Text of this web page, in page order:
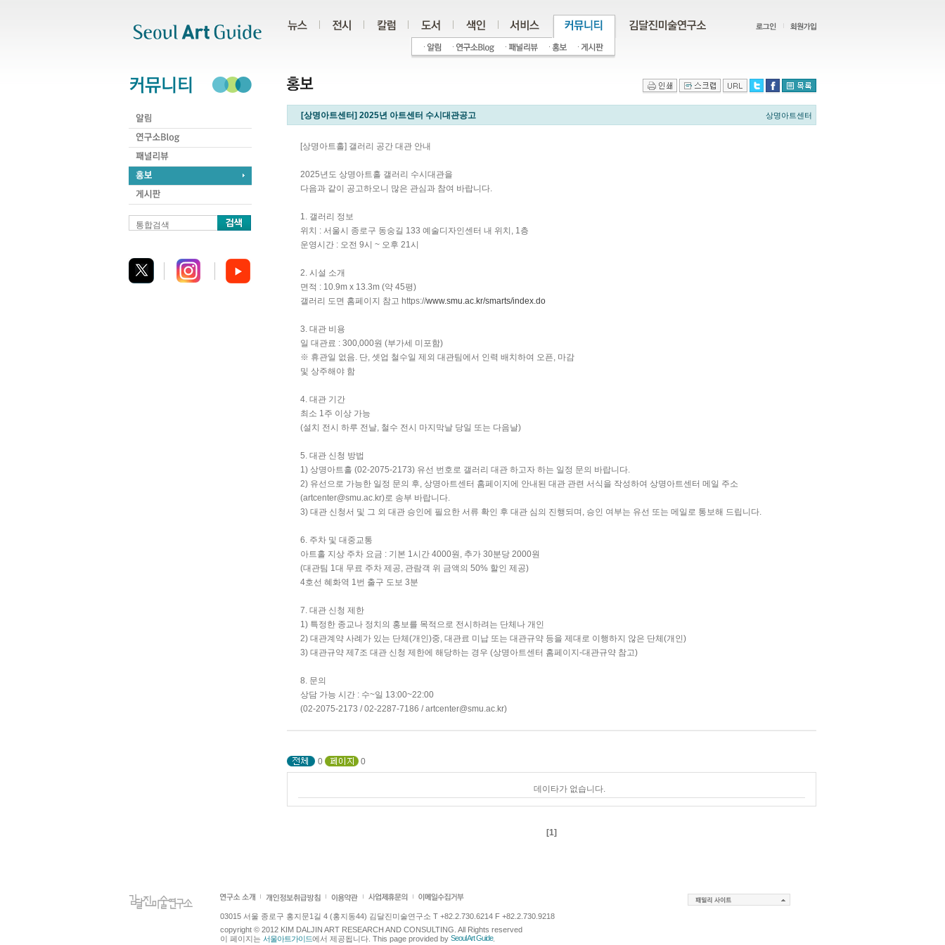
통합검색
[상명아트센터] 2025년 아트센터 수시대관공고 상명아트센터
[상명아트홀] 갤러리 공간 대관 안내
2025년도 상명아트홀 갤러리 수시대관을
다음과 같이 공고하오니 많은 관심과 참여 바랍니다.
1. 갤러리 정보
위치 : 서울시 종로구 동숭길 133 예술디자인센터 내 위치, 1층
운영시간 : 오전 9시 ~ 오후 21시
2. 시설 소개
면적 : 10.9m x 13.3m (약 45평)
갤러리 도면 홈페이지 참고 https://www.smu.ac.kr/smarts/index.do
3. 대관 비용
일 대관료 : 300,000원 (부가세 미포함)
※ 휴관일 없음. 단, 셋업 철수일 제외 대관팀에서 인력 배치하여 오픈, 마감
및 상주해야 함
4. 대관 기간
최소 1주 이상 가능
(설치 전시 하루 전날, 철수 전시 마지막날 당일 또는 다음날)
5. 대관 신청 방법
1) 상명아트홀 (02-2075-2173) 유선 번호로 갤러리 대관 하고자 하는 일정 문의 바랍니다.
2) 유선으로 가능한 일정 문의 후, 상명아트센터 홈페이지에 안내된 대관 관련 서식을 작성하여 상명아트센터 메일 주소
(artcenter@smu.ac.kr)로 송부 바랍니다.
3) 대관 신청서 및 그 외 대관 승인에 필요한 서류 확인 후 대관 심의 진행되며, 승인 여부는 유선 또는 메일로 통보해 드립니다.
6. 주차 및 대중교통
아트홀 지상 주차 요금 : 기본 1시간 4000원, 추가 30분당 2000원
(대관팀 1대 무료 주차 제공, 관람객 위 금액의 50% 할인 제공)
4호선 혜화역 1번 출구 도보 3분
7. 대관 신청 제한
1) 특정한 종교나 정치의 홍보를 목적으로 전시하려는 단체나 개인
2) 대관계약 사례가 있는 단체(개인)중, 대관료 미납 또는 대관규약 등을 제대로 이행하지 않은 단체(개인)
3) 대관규약 제7조 대관 신청 제한에 해당하는 경우 (상명아트센터 홈페이지-대관규약 참고)
8. 문의
상담 가능 시간 : 수~일 13:00~22:00
(02-2075-2173 / 02-2287-7186 / artcenter@smu.ac.kr)
0 0
데이타가 없습니다.
[1]
03015 서울 종로구 홍지문1길 4 (홍지동44) 김달진미술연구소 T +82.2.730.6214 F +82.2.730.9218
copyright © 2012 KIM DALJIN ART RESEARCH AND CONSULTING. All Rights reserved
이 페이지는 서울아트가이드에서 제공됩니다. This page provided by Seoul Art Guide.